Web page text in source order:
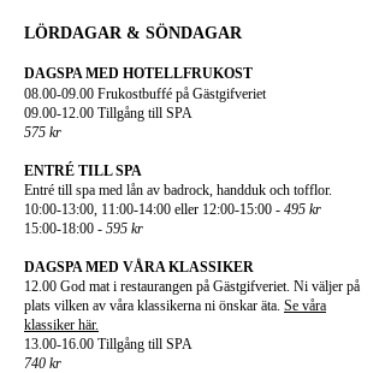
LÖRDAGAR & SÖNDAGAR
DAGSPA MED HOTELLFRUKOST
08.00-09.00 Frukostbuffé på Gästgifveriet
09.00-12.00 Tillgång till SPA
575 kr
ENTRÉ TILL SPA
Entré till spa med lån av badrock, handduk och tofflor.
10:00-13:00, 11:00-14:00 eller 12:00-15:00 - 495 kr
15:00-18:00 - 595 kr
DAGSPA MED VÅRA KLASSIKER
12.00 God mat i restaurangen på Gästgifveriet. Ni väljer på
plats vilken av våra klassikerna ni önskar äta. Se våra
klassiker här.
13.00-16.00 Tillgång till SPA
740 kr